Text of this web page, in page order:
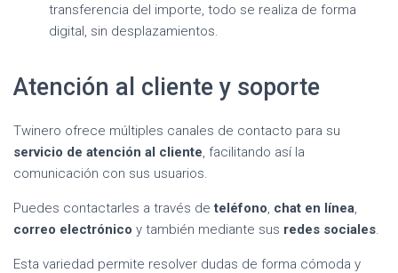
transferencia del importe, todo se realiza de forma
digital, sin desplazamientos.
Atención al cliente y soporte
Twinero ofrece múltiples canales de contacto para su
servicio de atención al cliente, facilitando así la
comunicación con sus usuarios.
Puedes contactarles a través deteléfono, chat en línea,
correo electrónico y también mediante sus redes sociales.
Esta variedad permite resolver dudas de forma cómoda y